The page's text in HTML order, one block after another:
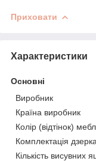
Приховати
Характеристики
Основні
Виробник
Країна виробник
Колір (відтінок)
Комплектація
Кількість висувних